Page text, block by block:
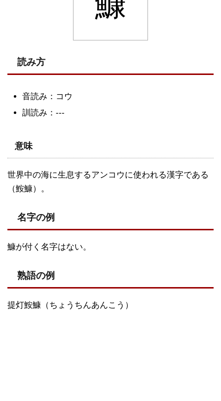
読み方
音読み：コウ
訓読み：---
意味
世界中の海に生息するアンコウに使われる漢字である
（鮟鱇）。
名字の例
鱇が付く名字はない。
熟語の例
提灯鮟鱇（ちょうちんあんこう）